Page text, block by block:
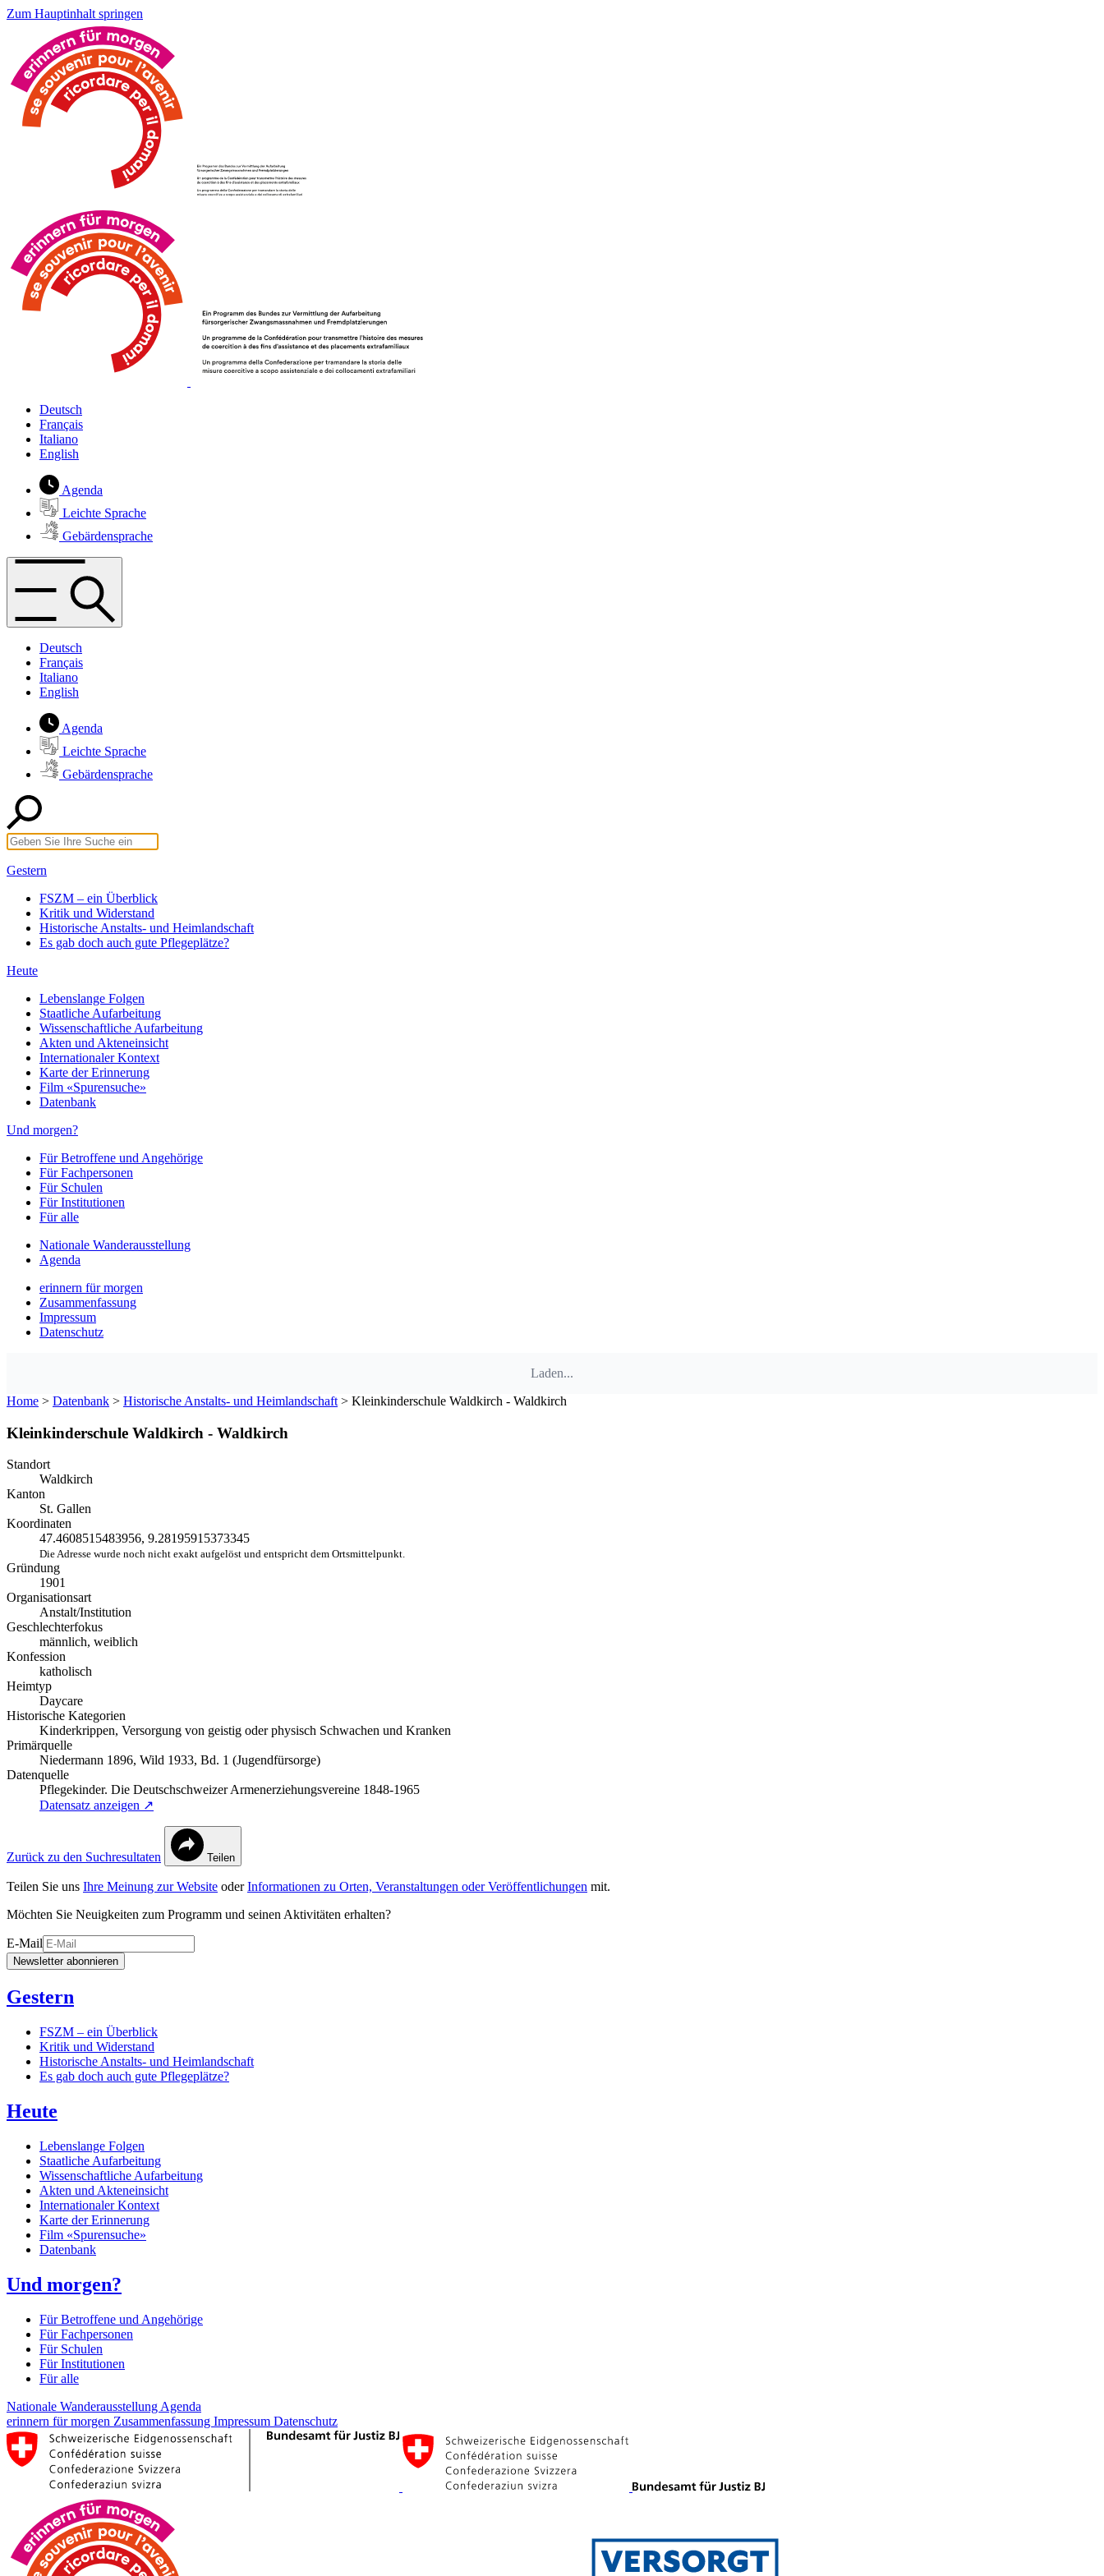
Zum Hauptinhalt springen
Deutsch
Français
Italiano
English
Agenda
Leichte Sprache
Gebärdensprache
Deutsch
Français
Italiano
English
Agenda
Leichte Sprache
Gebärdensprache
Gestern
FSZM – ein Überblick
Kritik und Widerstand
Historische Anstalts- und Heimlandschaft
Es gab doch auch gute Pflegeplätze?
Heute
Lebenslange Folgen
Staatliche Aufarbeitung
Wissenschaftliche Aufarbeitung
Akten und Akteneinsicht
Internationaler Kontext
Karte der Erinnerung
Film «Spurensuche»
Datenbank
Und morgen?
Für Betroffene und Angehörige
Für Fachpersonen
Für Schulen
Für Institutionen
Für alle
Nationale Wanderausstellung
Agenda
erinnern für morgen
Zusammenfassung
Impressum
Datenschutz
Laden...
Home > Datenbank > Historische Anstalts- und Heimlandschaft > Kleinkinderschule Waldkirch - Waldkirch
Kleinkinderschule Waldkirch - Waldkirch
Standort
Waldkirch
Kanton
St. Gallen
Koordinaten
47.4608515483956, 9.28195915373345
Die Adresse wurde noch nicht exakt aufgelöst und entspricht dem Ortsmittelpunkt.
Gründung
1901
Organisationsart
Anstalt/Institution
Geschlechterfokus
männlich, weiblich
Konfession
katholisch
Heimtyp
Daycare
Historische Kategorien
Kinderkrippen, Versorgung von geistig oder physisch Schwachen und Kranken
Primärquelle
Niedermann 1896, Wild 1933, Bd. 1 (Jugendfürsorge)
Datenquelle
Pflegekinder. Die Deutschschweizer Armenerziehungsvereine 1848-1965
Datensatz anzeigen ↗
Zurück zu den Suchresultaten Teilen
Teilen Sie uns Ihre Meinung zur Website oderInformationen zu Orten, Veranstaltungen oder Veröffentlichungen mit.
Möchten Sie Neuigkeiten zum Programm und seinen Aktivitäten erhalten?
E-Mail
Newsletter abonnieren
Gestern
FSZM – ein Überblick
Kritik und Widerstand
Historische Anstalts- und Heimlandschaft
Es gab doch auch gute Pflegeplätze?
Heute
Lebenslange Folgen
Staatliche Aufarbeitung
Wissenschaftliche Aufarbeitung
Akten und Akteneinsicht
Internationaler Kontext
Karte der Erinnerung
Film «Spurensuche»
Datenbank
Und morgen?
Für Betroffene und Angehörige
Für Fachpersonen
Für Schulen
Für Institutionen
Für alle
Nationale Wanderausstellung Agenda
erinnern für morgen Zusammenfassung Impressum Datenschutz